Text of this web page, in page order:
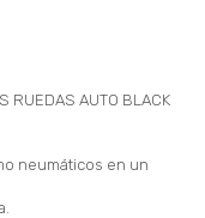
RUEDAS AUTO BLACK
neumáticos en un